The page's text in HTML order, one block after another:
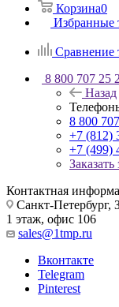
Корзина0
Избранные
Сравнение
8 800 707 25
Назад
8 800
+7 (812)
+7 (499)
Контактная
Санкт-Петербург,
1 этаж, офис 106
sales@1tmp.ru
Вконтакте
Telegram
Pinterest